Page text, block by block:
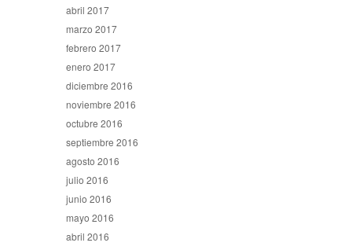
abril 2017
marzo 2017
febrero 2017
enero 2017
diciembre 2016
noviembre 2016
octubre 2016
septiembre 2016
agosto 2016
julio 2016
junio 2016
mayo 2016
abril 2016